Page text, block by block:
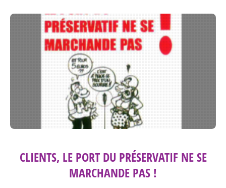
CLIENTS, LE PORT DU PRÉSERVATIF NE SE
MARCHANDE PAS !